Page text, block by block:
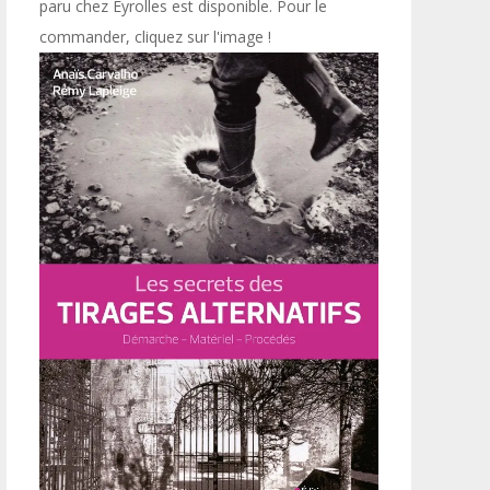
paru chez Eyrolles est disponible. Pour le
commander, cliquez sur l'image !